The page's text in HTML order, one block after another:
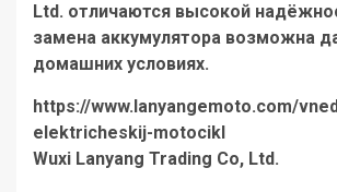
Ltd. отличаются высокой
замена аккумулятора возможна
домашних условиях.
https://www.lanyangemoto.com/
elektricheskij-motocikl
Wuxi Lanyang Trading Co, Ltd.